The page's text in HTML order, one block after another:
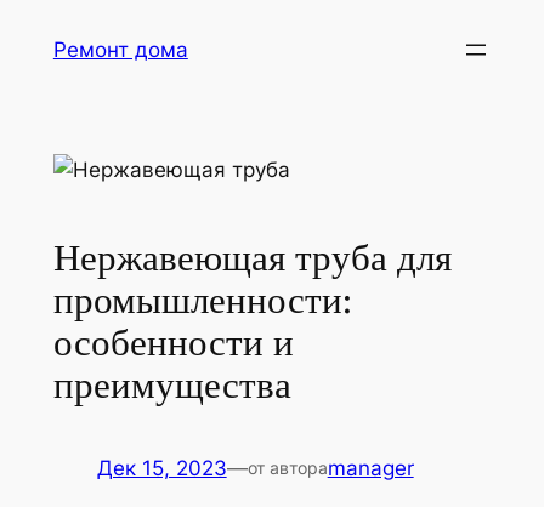
Ремонт дома
Нержавеющая труба для
промышленности:
особенности и
преимущества
Дек 15, 2023—от автораmanager